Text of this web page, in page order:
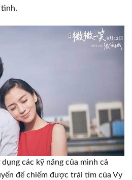
các kỹ năng của mình cả
để chiếm được trái tim của Vy